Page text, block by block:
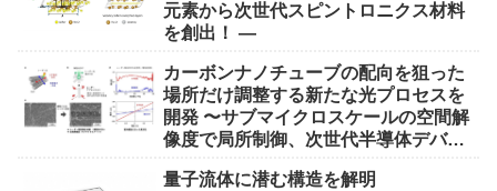
元素から次世代スピントロニクス材料
を創出！ ―
カーボンナノチューブの配向を狙った
場所だけ調整する新たな光プロセスを
開発 〜サブマイクロスケールの空間解
像度で局所制御、次世代半導体デバイ
量子流体に潜む構造を解明